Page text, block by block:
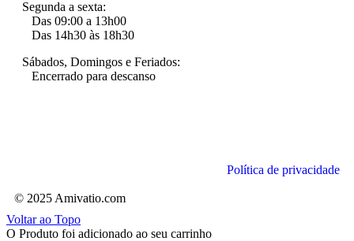
Segunda a sexta:
Das 09:00 a 13h00
Das 14h30 às 18h30
Sábados, Domingos e Feriados:
Encerrado para descanso
Política de privacidade
© 2025 Amivatio.com
Voltar ao Topo
O Produto foi adicionado ao seu carrinho